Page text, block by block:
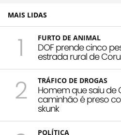
MAIS LIDAS
1 FURTO DE ANIMAL
DOF prende cinco
estrada rural de
2 TRÁFICO DE DROGAS
Homem que saiu de
caminhão é preso
skunk
POLÍTICA